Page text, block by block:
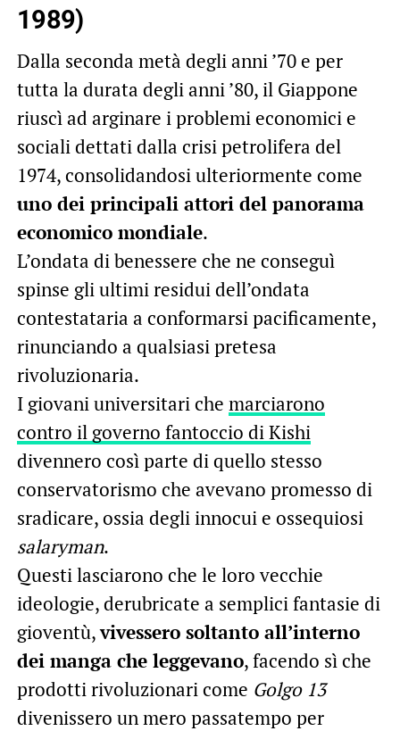
1989)
Dalla seconda metà degli anni ’70 e per
tutta la durata degli anni ’80, il Giappone
riuscì ad arginare i problemi economici e
sociali dettati dalla crisi petrolifera del
1974, consolidandosi ulteriormente come
uno dei principali attori del panorama
economico mondiale.
L’ondata di benessere che ne conseguì
spinse gli ultimi residui dell’ondata
contestataria a conformarsi pacificamente,
rinunciando a qualsiasi pretesa
rivoluzionaria.
I giovani universitari che marciarono
contro il governo fantoccio di Kishi
divennero così parte di quello stesso
conservatorismo che avevano promesso di
sradicare, ossia degli innocui e ossequiosi
salaryman.
Questi lasciarono che le loro vecchie
ideologie, derubricate a semplici fantasie di
gioventù,vivessero soltanto all’interno
dei manga che leggevano, facendo sì che
prodotti rivoluzionari come Golgo 13
divenissero un mero passatempo per